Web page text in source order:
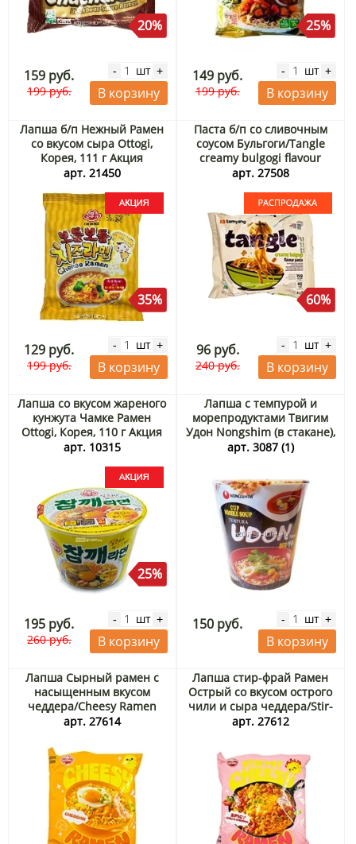
20%
159 руб.
199 руб.
- шт +
В корзину
25%
149 руб.
199 руб.
- шт +
В корзину
Лапша б/п Нежный Рамен
со вкусом сыра Ottogi,
Корея, 111 г Акция
арт. 21450
35%
129 руб.
199 руб.
- шт +
В корзину
Паста б/п со сливочным
соусом Бульгоги/Tangle
creamy bulgogi flavour
pasta Samyang, Корея, 105
Распродажа
арт. 27508
60%
96 руб.
240 руб.
- шт +
В корзину
Лапша со вкусом жареного
кунжута Чамке Рамен
Ottogi, Корея, 110 г Акция
арт. 10315
25%
195 руб.
260 руб.
- шт +
В корзину
Лапша с темпурой и
морепродуктами Твигим
Удон Nongshim (в стакане),
Корея 62 г
арт. 3087 (1)
150 руб. - шт +
В корзину
Лапша Сырный рамен с
насыщенным вкусом
чеддера/Cheesy Ramen
Otoki Ottogi (Корея), 111 г
арт. 27614
Лапша стир-фрай Рамен
Острый со вкусом острого
чили и сыра чеддера/Stir-
fry Cheesy Ramen Spicy
арт. 27612